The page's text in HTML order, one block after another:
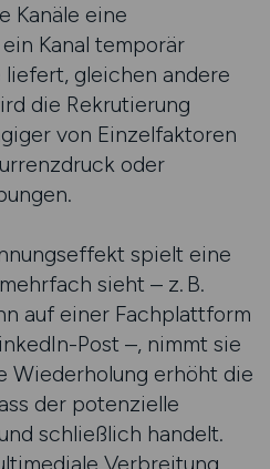
Kanäle eine
Kanal temporär
gleichen andere
die Rekrutierung
von Einzelfaktoren
oder
spielt eine
sieht – z. B.
auf einer Fachplattform
Post –, nimmt sie
Wiederholung erhöht die
der potenzielle
schließlich handelt.
Verbreitung